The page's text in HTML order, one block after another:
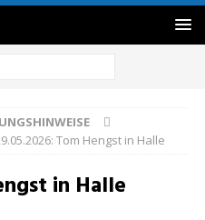
Tom Hengst in Halle
in Halle